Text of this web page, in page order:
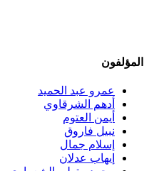
المؤلفون
عمرو عبد الحميد
أدهم الشرقاوي
أيمن العتوم
نبيل فاروق
إسلام جمال
إيهاب عدلان